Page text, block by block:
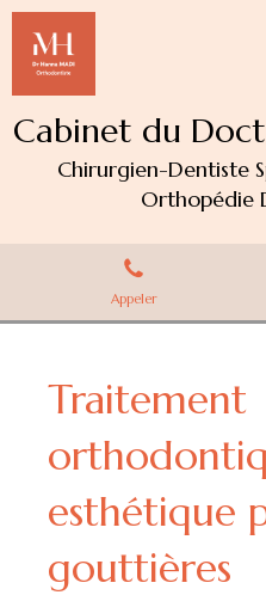
Cabinet du
Chirurgien-Dentiste
Orthopédie
Appeler
Traitement
esthétique
gouttières